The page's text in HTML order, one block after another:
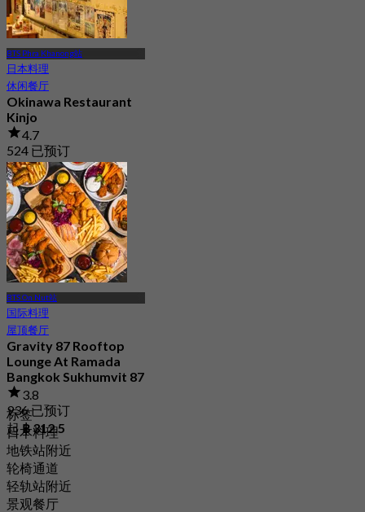
BTS Phra Khanong站
日本料理
休闲餐厅
Okinawa Restaurant
Kinjo
4.7
524 已预订
起฿ 347.5
BTS On Nut站
国际料理
屋顶餐厅
Gravity 87 Rooftop
Lounge At Ramada
Bangkok Sukhumvit 87
3.8
936 已预订
起฿ 312.5
标签
日本料理
地铁站附近
轮椅通道
轻轨站附近
景观餐厅